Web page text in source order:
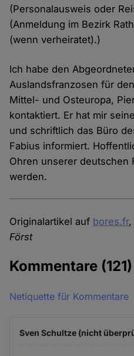
(Personalausweis oder
(Anmeldung im Bezirk
(wenn verheiratet).)
Ich habe den
Auslandsfranzosen für
Mittel- und Osteuropa,
kontaktiert. Er hat mir
und schriftlich das Büro
Fabius informiert.
Ohren unserer deutschen
werden.
Originalartikel auf bores.fr,
Först
Kommentare (121)
Netiquette für Kommentare
Sven Schultze (nicht